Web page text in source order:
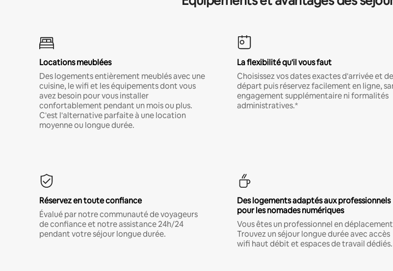
Locations meublées
Des logements entièrement meublés avec une
cuisine, le wifi et les équipements dont vous
avez besoin pour vous installer
confortablement pendant un mois ou plus.
C'est l'alternative parfaite à une location
moyenne ou longue durée.
La flexibilité qu'il vous faut
Choisissez vos dates exactes d'arrivée et de
départ puis réservez facilement en ligne,
engagement supplémentaire ni formalités
administratives.*
Réservez en toute confiance
Évalué par notre communauté de voyageurs
de confiance et notre assistance 24h/24
pendant votre séjour longue durée.
Des logements adaptés aux professionnels
pour les nomades numériques
Vous êtes un professionnel en
Trouvez un séjour longue durée avec accès
wifi haut débit et espaces de travail dédiés.